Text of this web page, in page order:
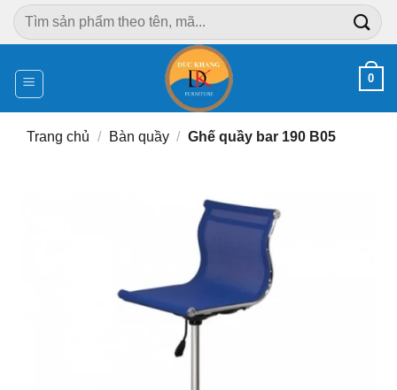
Chuyển
đến
dung
Tìm
kiếm:
0
Trang chủ / Bàn quầy / Ghế quầy bar 190 B05